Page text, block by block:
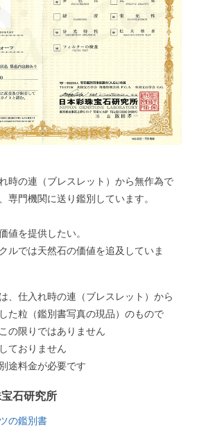
時の連（ブレスレット）から無作為で
専門機関に送り鑑別しています。
値を提供したい。
ルでは天然石の価値を追及していま
、仕入れ時の連（ブレスレット）から
た粒（鑑別書写真の現品）のもので
の限りではありません
ておりません
途料金が必要です
石研究所
の鑑別書